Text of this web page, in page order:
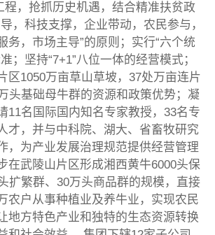
程，抢抓历史机遇，结合精准扶贫政
，科技支撑，企业带动，农民参与，
务，市场主导”的原则；实行“六个统
；坚持“7+1”八位一体的经营模式；
区1050万亩草山草坡，37处万亩连片
头基础母牛群的资源和政策优势；凝
11名国际国内知名专家教授，33名专
才，并与中科院、湖大、省畜牧研究
，为产业发展治理规范提供经营管理
在武陵山片区形成湘西黄牛6000头保
扩繁群、30万头商品群的规模，直接
农户从事种植业及养牛业，实现农民
地方特色产业和独特的生态资源转换